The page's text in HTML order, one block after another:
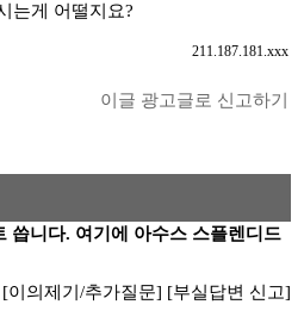
는게 어떨지요?
211.187.181.xxx
이글 광고글로 신고하기
씁니다. 여기에 아수스 스플렌디드
[이의제기/추가질문] [부실답변 신고]